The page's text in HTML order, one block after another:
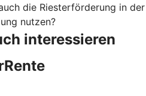
die Riesterförderung in der
nutzen?
interessieren